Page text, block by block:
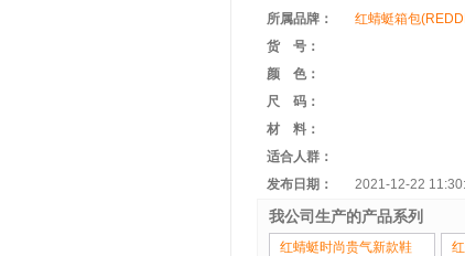
所属品牌：
红蜻蜓箱包
货 号：
颜 色：
尺 码：
材 料：
适合人群：
发布日期：
2021-12-22
我公司生产的产品系列
红蜻蜓时尚贵气新款鞋